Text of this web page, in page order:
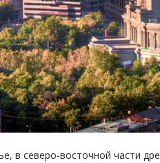
в северо-восточной части